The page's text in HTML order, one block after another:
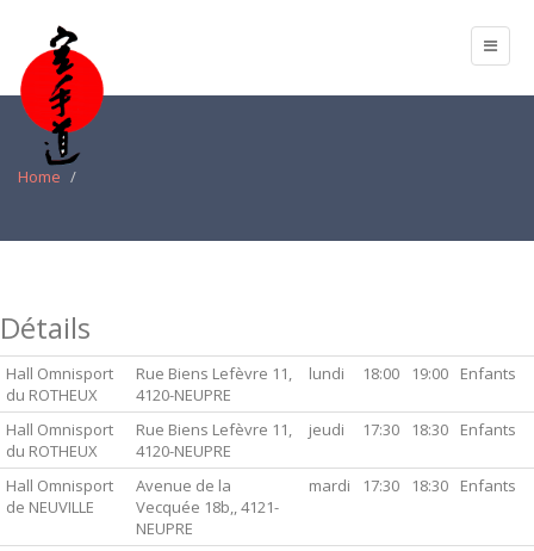
Home
Détails
Hall Omnisport
du ROTHEUX
Rue Biens Lefèvre 11,
4120-NEUPRE
lundi 18:00 19:00 Enfants
Hall Omnisport
du ROTHEUX
Rue Biens Lefèvre 11,
4120-NEUPRE
jeudi 17:30 18:30 Enfants
Hall Omnisport
de NEUVILLE
Avenue de la
Vecquée 18b,, 4121-
NEUPRE
mardi 17:30 18:30 Enfants